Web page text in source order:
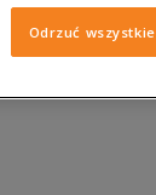
Odrzuć wszystkie